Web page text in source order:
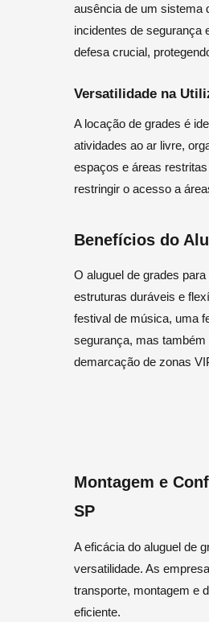
ausência de um sistema
incidentes de segurança
defesa crucial,
Versatilidade na
A locação de grades é
atividades ao ar livre,
espaços e áreas
restringir o acesso a
Benefícios do
O aluguel de grades
estruturas duráveis e
festival de música, uma
segurança, mas
demarcação de zonas
Montagem e
SP
A eficácia do aluguel de
versatilidade. As
transporte, montagem e
eficiente.